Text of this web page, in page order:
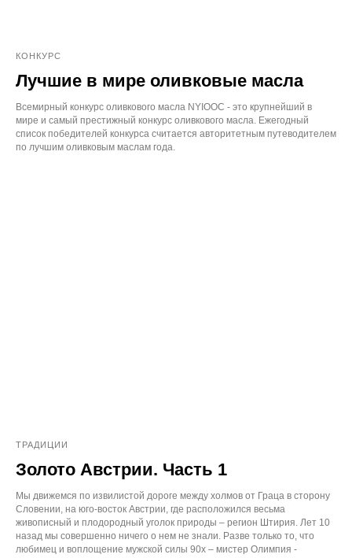
КОНКУРС
Лучшие в мире оливковые масла
Всемирный конкурс оливкового масла NYIOOC - это крупнейший в
мире и самый престижный конкурс оливкового масла. Ежегодный
список победителей конкурса считается авторитетным путеводителем
по лучшим оливковым маслам года.
ТРАДИЦИИ
Золото Австрии. Часть 1
Мы движемся по извилистой дороге между холмов от Граца в сторону
Словении, на юго-восток Австрии, где расположился весьма
живописный и плодородный уголок природы – регион Штирия. Лет 10
назад мы совершенно ничего о нем не знали. Разве только то, что
любимец и воплощение мужской силы 90х – мистер Олимпия -